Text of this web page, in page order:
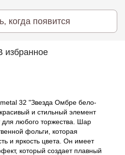
когда появится
избранное
32 "Звезда Омбре бело-
и стильный элемент
для любого торжества. Шар
фольги, которая
и яркость цвета. Он имеет
который создает плавный